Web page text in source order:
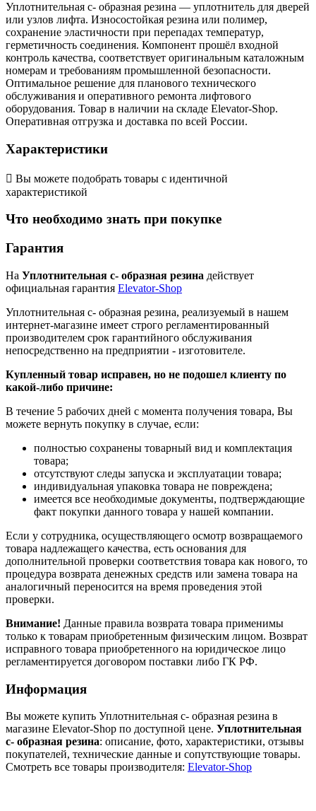
Уплотнительная с- образная резина — уплотнитель для дверей
или узлов лифта. Износостойкая резина или полимер,
сохранение эластичности при перепадах температур,
герметичность соединения. Компонент прошёл входной
контроль качества, соответствует оригинальным каталожным
номерам и требованиям промышленной безопасности.
Оптимальное решение для планового технического
обслуживания и оперативного ремонта лифтового
оборудования. Товар в наличии на складе Elevator-Shop.
Оперативная отгрузка и доставка по всей России.
Характеристики
 Вы можете подобрать товары с идентичной
характеристикой
Что необходимо знать при покупке
Гарантия
На Уплотнительная с- образная резина действует
официальная гарантия Elevator-Shop
Уплотнительная с- образная резина, реализуемый в нашем
интернет-магазине имеет строго регламентированный
производителем срок гарантийного обслуживания
непосредственно на предприятии - изготовителе.
Купленный товар исправен, но не подошел клиенту по
какой-либо причине:
В течение 5 рабочих дней с момента получения товара, Вы
можете вернуть покупку в случае, если:
полностью сохранены товарный вид и комплектация
товара;
отсутствуют следы запуска и эксплуатации товара;
индивидуальная упаковка товара не повреждена;
имеется все необходимые документы, подтверждающие
факт покупки данного товара у нашей компании.
Если у сотрудника, осуществляющего осмотр возвращаемого
товара надлежащего качества, есть основания для
дополнительной проверки соответствия товара как нового, то
процедура возврата денежных средств или замена товара на
аналогичный переносится на время проведения этой
проверки.
Внимание! Данные правила возврата товара применимы
только к товарам приобретенным физическим лицом. Возврат
исправного товара приобретенного на юридическое лицо
регламентируется договором поставки либо ГК РФ.
Информация
Вы можете купить Уплотнительная с- образная резина в
магазине Elevator-Shop по доступной цене. Уплотнительная
с- образная резина: описание, фото, характеристики, отзывы
покупателей, технические данные и сопутствующие товары.
Смотреть все товары производителя: Elevator-Shop